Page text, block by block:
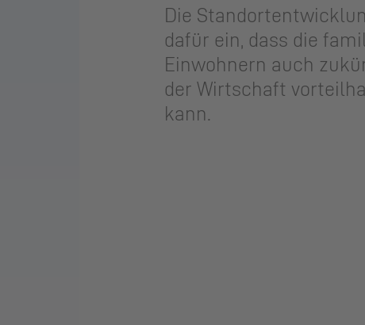
Die
dafür ein, dass die
Einwohnern auch
der Wirtschaft
kann.